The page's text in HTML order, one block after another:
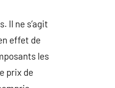
Il ne s’agit
effet de
les
prix de